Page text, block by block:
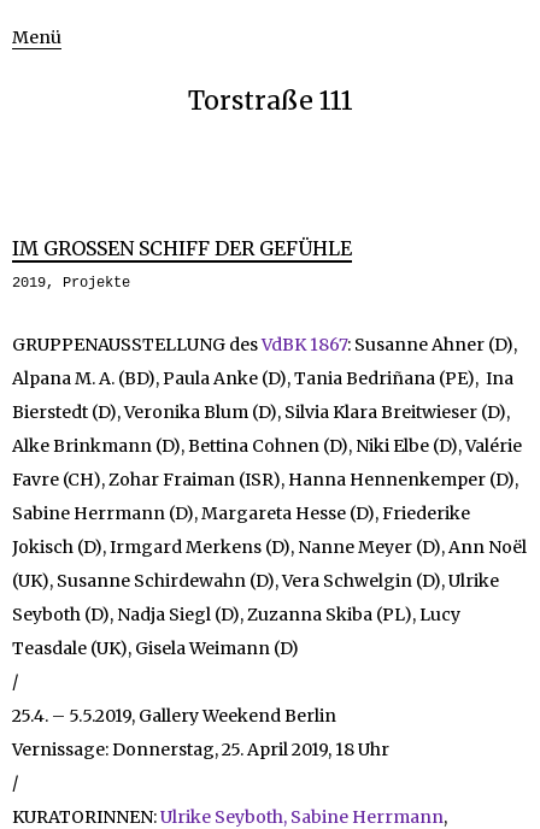
Menü
Torstraße 111
IM GROSSEN SCHIFF DER GEFÜHLE
2019, Projekte
GRUPPENAUSSTELLUNG desVdBK 1867: Susanne Ahner (D),
Alpana M. A. (BD), Paula Anke (D), Tania Bedriñana (PE), Ina
Bierstedt (D), Veronika Blum (D), Silvia Klara Breitwieser (D),
Alke Brinkmann (D), Bettina Cohnen (D), Niki Elbe (D), Valérie
Favre (CH), Zohar Fraiman (ISR), Hanna Hennenkemper (D),
Sabine Herrmann (D), Margareta Hesse (D), Friederike
Jokisch (D), Irmgard Merkens (D), Nanne Meyer (D), Ann Noël
(UK), Susanne Schirdewahn (D), Vera Schwelgin (D), Ulrike
Seyboth (D), Nadja Siegl (D), Zuzanna Skiba (PL), Lucy
Teasdale (UK), Gisela Weimann (D)
/
25.4. – 5.5.2019, Gallery Weekend Berlin
Vernissage: Donnerstag, 25. April 2019, 18 Uhr
/
KURATORINNEN:Ulrike Seyboth, Sabine Herrmann,